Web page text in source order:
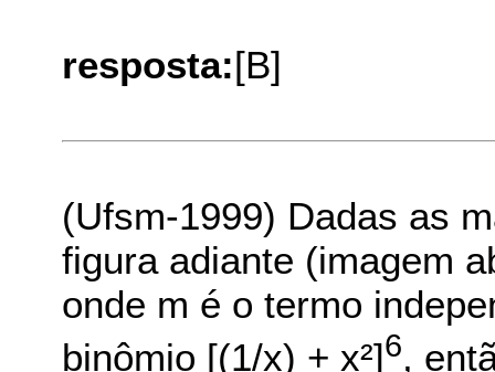
resposta:[B]
(Ufsm-1999) Dadas as
figura adiante (imagem
onde m é o termo
binômio [(1/x) + x²]6,